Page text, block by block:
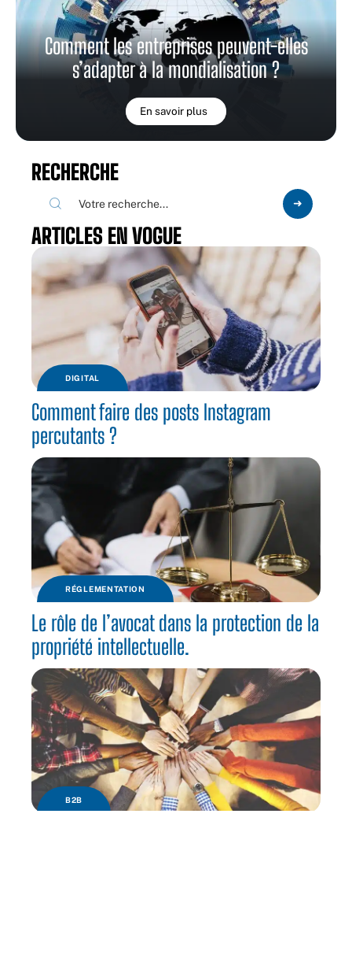
Comment les entreprises peuvent-elles
s’adapter à la mondialisation ?
En savoir plus
RECHERCHE
ARTICLES EN VOGUE
DIGITAL
Comment faire des posts Instagram
percutants ?
RÉGLEMENTATION
Le rôle de l’avocat dans la protection de la
propriété intellectuelle.
B2B